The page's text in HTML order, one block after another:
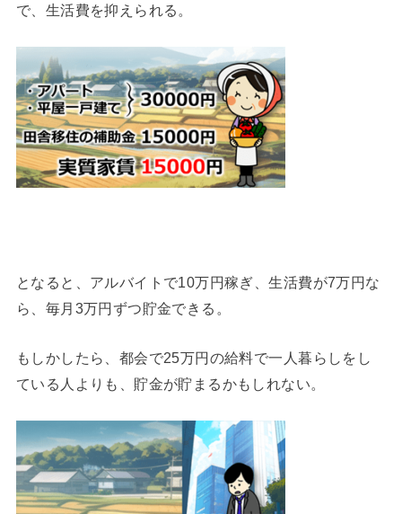
で、生活費を抑えられる。
となると、アルバイトで10万円稼ぎ、生活費が7万円な
ら、毎月3万円ずつ貯金できる。
もしかしたら、都会で25万円の給料で一人暮らしをし
ている人よりも、貯金が貯まるかもしれない。